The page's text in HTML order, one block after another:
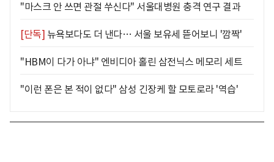
"마스크 안 쓰면 관절 쑤신다" 서울대병원 충격 연구 결과
[단독] 뉴욕보다도 더 낸다… 서울 보유세 뜯어보니 '깜짝'
"HBM이 다가 아냐" 엔비디아 홀린 삼전닉스 메모리 세트
"이런 폰은 본 적이 없다" 삼성 긴장케 할 모토로라 '역습'